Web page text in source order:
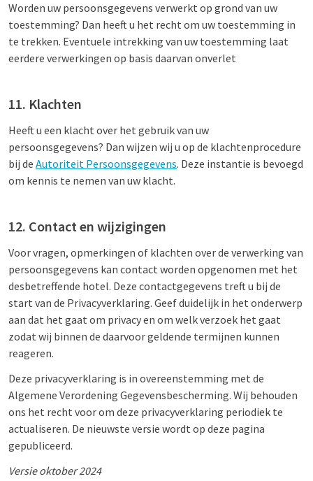
Worden uw persoonsgegevens verwerkt op grond van uw
toestemming? Dan heeft u het recht om uw toestemming in
te trekken. Eventuele intrekking van uw toestemming laat
eerdere verwerkingen op basis daarvan onverlet
11. Klachten
Heeft u een klacht over het gebruik van uw
persoonsgegevens? Dan wijzen wij u op de klachtenprocedure
bij de Autoriteit Persoonsgegevens. Deze instantie is bevoegd
om kennis te nemen van uw klacht.
12. Contact en wijzigingen
Voor vragen, opmerkingen of klachten over de verwerking van
persoonsgegevens kan contact worden opgenomen met het
desbetreffende hotel. Deze contactgegevens treft u bij de
start van de Privacyverklaring. Geef duidelijk in het onderwerp
aan dat het gaat om privacy en om welk verzoek het gaat
zodat wij binnen de daarvoor geldende termijnen kunnen
reageren.
Deze privacyverklaring is in overeenstemming met de
Algemene Verordening Gegevensbescherming. Wij behouden
ons het recht voor om deze privacyverklaring periodiek te
actualiseren. De nieuwste versie wordt op deze pagina
gepubliceerd.
Versie oktober 2024